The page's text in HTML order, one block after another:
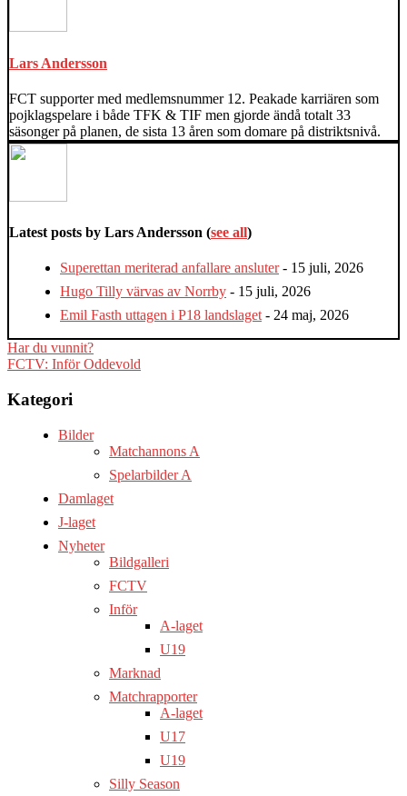
Lars Andersson
FCT supporter med medlemsnummer 12. Peakade karriären som
pojklagspelare i både TFK & TIF men gjorde ändå totalt 33
säsonger på planen, de sista 13 åren som domare på distriktsnivå.
Latest posts by Lars Andersson (see all)
Superettan meriterad anfallare ansluter- 15 juli, 2026
Hugo Tilly värvas av Norrby - 15 juli, 2026
Emil Fasth uttagen i P18 landslaget - 24 maj, 2026
Inläggsnavigering
Har du vunnit?
FCTV: Inför Oddevold
Kategori
Bilder
Matchannons A
Spelarbilder A
Damlaget
J-laget
Nyheter
Bildgalleri
FCTV
Inför
A-laget
U19
Marknad
Matchrapporter
A-laget
U17
U19
Silly Season